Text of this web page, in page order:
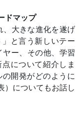
ドマップ
、大きな進化を遂げ
と言う新しいテー
ー、その他、学習
について紹介しま
開発がどのように
）についてもお話し